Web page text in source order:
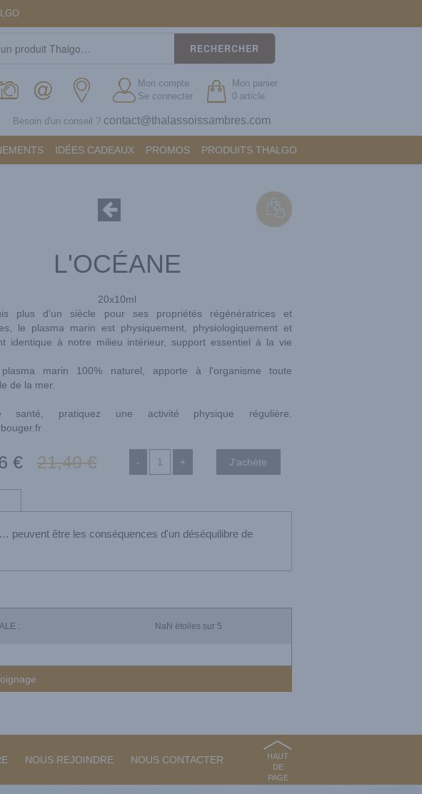
IDÉES CADEAUX PROMOS PRODUITS THALGO
Besoin d'un conseil ? contact@thalassoissambres.com
RECHERCHER
Mon compte
Se connecter
Mon panier
0 article
L'OCÉANE
20x10ml
plus d'un siècle pour ses propriétés régénératrices et
le plasma marin est physiquement, physiologiquement et
identique à notre milieu intérieur, support essentiel à la vie
plasma marin 100% naturel, apporte à l'organisme toute
de la mer.
santé, pratiquez une activité physique régulière.
€ 21,40 € - +
peuvent être les conséquences d'un déséquilibre de
: NaN étoiles sur 5
NOUS REJOINDRE NOUS CONTACTER
HAUT
DE
PAGE